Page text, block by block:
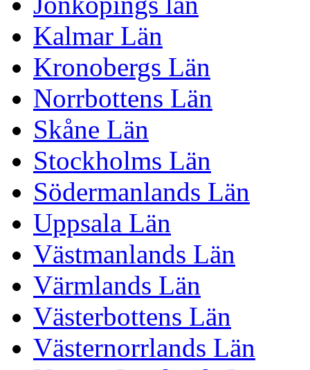
Kalmar Län
Kronobergs Län
Norrbottens Län
Skåne Län
Stockholms Län
Södermanlands Län
Uppsala Län
Västmanlands Län
Värmlands Län
Västerbottens Län
Västernorrlands Län